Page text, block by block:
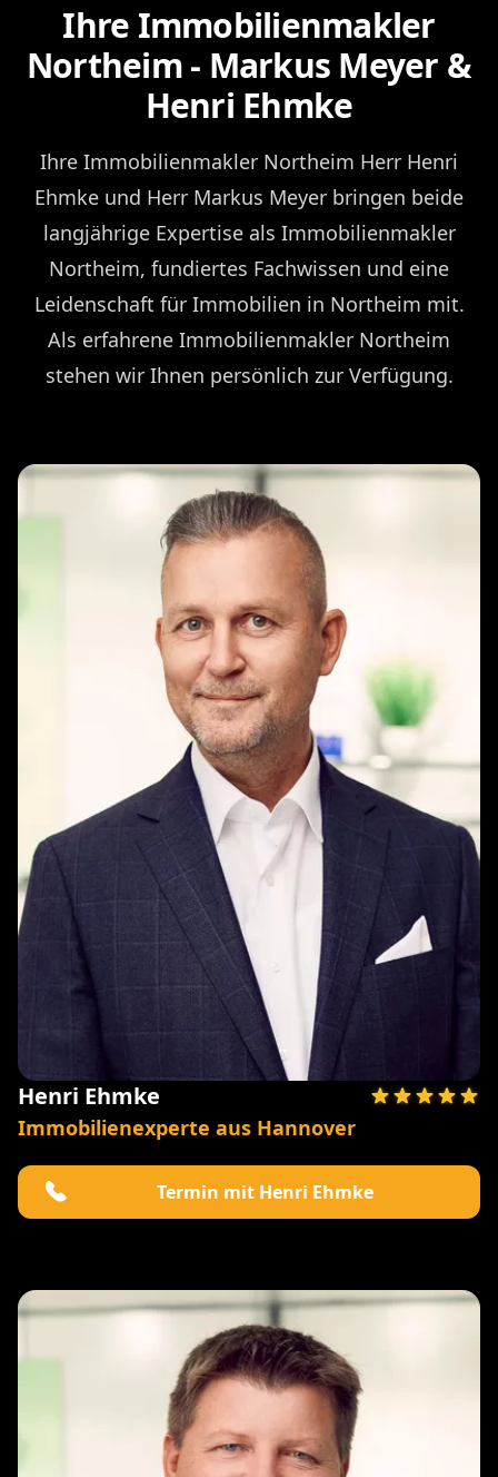
Ihre Immobilienmakler
Northeim - Markus Meyer &
Henri Ehmke
Ihre Immobilienmakler Northeim Herr Henri
Ehmke und Herr Markus Meyer bringen beide
langjährige Expertise als Immobilienmakler
Northeim, fundiertes Fachwissen und eine
Leidenschaft für Immobilien in Northeim mit.
Als erfahrene Immobilienmakler Northeim
stehen wir Ihnen persönlich zur Verfügung.
Henri Ehmke
Immobilienexperte aus Hannover
Termin mit Henri Ehmke